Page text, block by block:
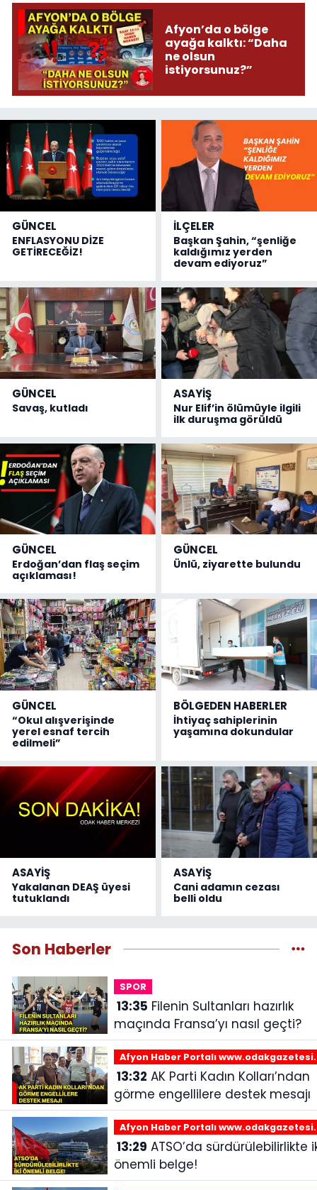
Afyon’da o bölge
ayağa kalktı: “Daha
ne olsun
istiyorsunuz?”
GÜNCEL
ENFLASYONU DİZE
GETİRECEĞİZ!
İLÇELER
Başkan Şahin, “şenliğe
kaldığımız yerden
devam ediyoruz”
GÜNCEL
Savaş, kutladı
ASAYİŞ
Nur Elif’in ölümüyle ilgili
ilk duruşma görüldü
GÜNCEL
Erdoğan’dan flaş seçim
açıklaması!
GÜNCEL
Ünlü, ziyarette bulundu
GÜNCEL
“Okul alışverişinde
yerel esnaf tercih
edilmeli”
BÖLGEDEN HABERLER
İhtiyaç sahiplerinin
yaşamına dokundular
ASAYİŞ
Yakalanan DEAŞ üyesi
tutuklandı
ASAYİŞ
Cani adamın cezası
belli oldu
Son Haberler
SPOR
13:35
maçında Fransa’yı nasıl geçti?
Afyon Haber Portalı
13:32
görme engellilere destek mesajı
Afyon Haber Portalı
13:29
önemli belge!